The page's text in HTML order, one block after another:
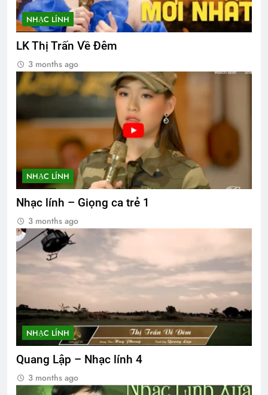
NHẠC LÍNH
LK Thị Trấn Về Đêm
3 months ago
NHẠC LÍNH
Nhạc lính – Giọng ca trẻ 1
3 months ago
NHẠC LÍNH
Quang Lập – Nhạc lính 4
3 months ago